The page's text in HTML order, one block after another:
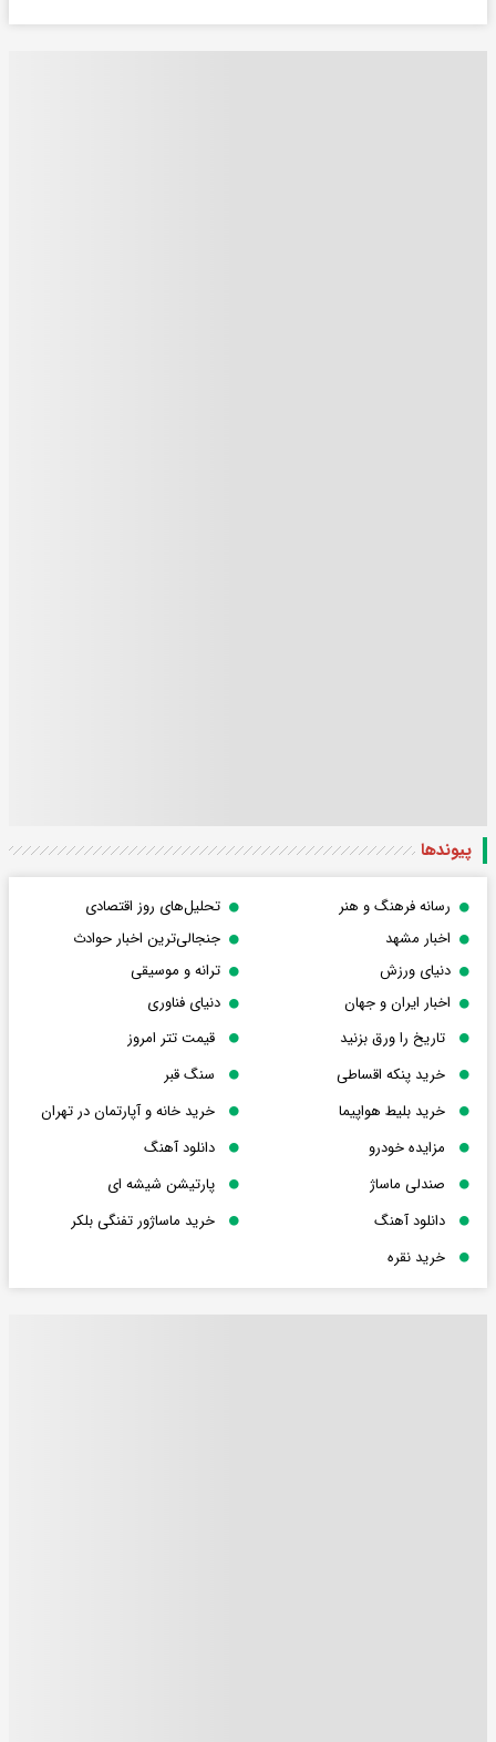
پیوندها
رسانه فرهنگ و هنر
تحلیل‌های روز اقتصادی
اخبار مشهد
جنجالی‌ترین اخبار حوادث
دنیای ورزش
ترانه و موسیقی
اخبار ایران و جهان
دنیای فناوری
تاریخ را ورق بزنید
قیمت تتر امروز
خرید پنکه اقساطی
سنگ قبر
خرید بلیط هواپیما
خرید خانه و آپارتمان در تهران
مزایده خودرو
دانلود آهنگ
صندلی ماساژ
پارتیشن شیشه ای
دانلود آهنگ
خرید ماساژور تفنگی بلکر
خرید نقره